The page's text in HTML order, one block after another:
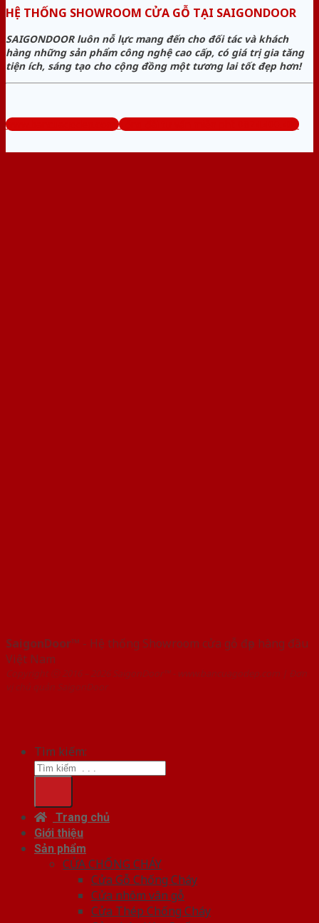
HỆ THỐNG SHOWROOM CỬA GỖ TẠI SAIGONDOOR
SAIGONDOOR luôn nỗ lực mang đến cho đối tác và khách
hàng những sản phẩm công nghệ cao cấp, có giá trị gia tăng
tiện ích, sáng tạo cho cộng đồng một tương lai tốt đẹp hơn!
www.bancuagodep.com Tổng đài tư vấn miễn phí: 0824.400.400
SaigonDoor™ - Hệ thống Showroom cửa gỗ đẹp hàng đầu
Việt Nam
Copyright ⓒ 2016 – 2026 SaigonDoor™ - www.bancuagodep.com | Đơn
vị chủ quản SaigonDoor
Tìm kiếm:
Trang chủ
Giới thiệu
Sản phẩm
CỬA CHỐNG CHÁY
Cửa Gỗ Chống Cháy
Cửa nhôm vân gỗ
Cửa Thép Chống Cháy